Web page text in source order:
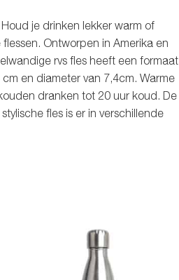
je drinken lekker warm of
Ontworpen in Amerika en
rvs fles heeft een formaat
en diameter van 7,4cm. Warme
dranken tot 20 uur koud. De
fles is er in verschillende